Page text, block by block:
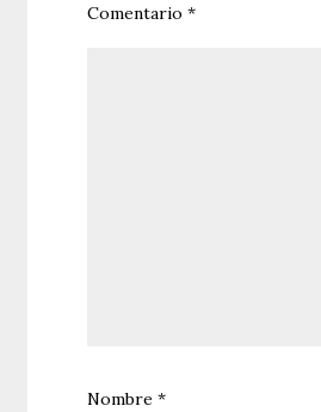
Comentario*
Nombre*